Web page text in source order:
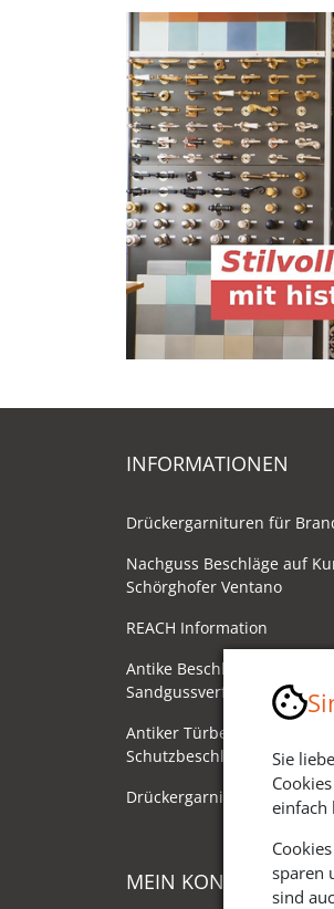
INFORMATIONEN
Drückergarnituren für
Nachguss Beschläge auf
Schörghofer Ventano
REACH Information
Antike Beschläge -
Sandgussverfahren
Antiker Türbeschlag als
Schutzbeschlag/
Drückergarnituren mit
MEIN KONTO
Sie
einfach
sparen
sind